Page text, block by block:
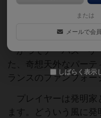
2011年Ｂ.フェイド
かつてチーパス・ゲ
た、奇想天外なパー
ランスのファンフォー
プレイヤーは発明家
ます。どういう風に
または
メールで会
しばらく表示